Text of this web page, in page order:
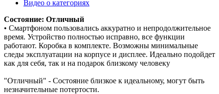
Видео о категориях
Состояние: Отличный
• Смартфоном пользовались аккуратно и непродолжительное
время. Устройство полностью исправно, все функции
работают. Коробка в комплекте. Возможны минимальные
следы эксплуатации на корпусе и дисплее. Идеально подойдет
как для себя, так и на подарок близкому человеку
"Отличный" - Состояние близкое к идеальному, могут быть
незначительные потертости.